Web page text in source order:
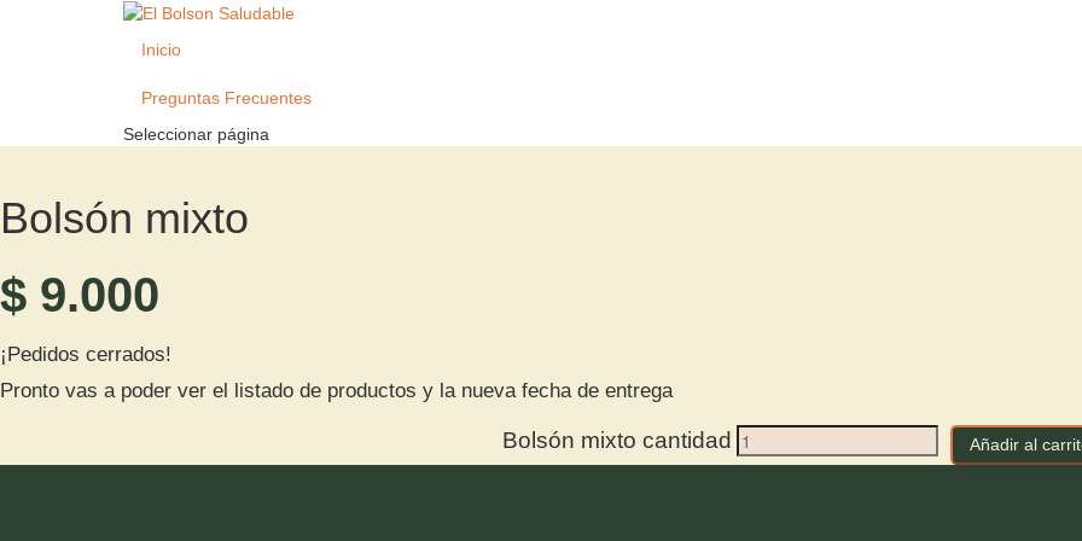
Inicio
Preguntas Frecuentes
Seleccionar página
Bolsón mixto
$ 9.000
¡Pedidos cerrados!
Pronto vas a poder ver el listado de productos y la nueva fecha de entrega
Bolsón mixto cantidad Añadir al